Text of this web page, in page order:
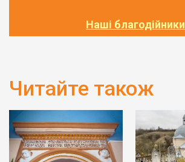
Наші благодійники
Читайте також